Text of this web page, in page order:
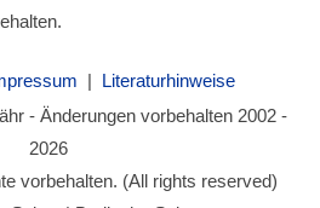
| Literaturhinweise
- Änderungen vorbehalten 2002 -
2026
vorbehalten. (All rights reserved)